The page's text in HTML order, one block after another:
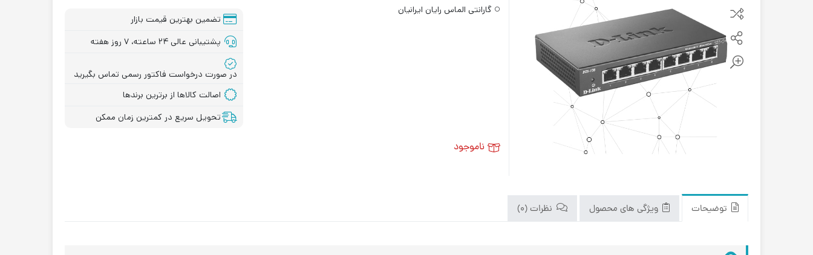
گارانتی الماس رایان ایرانیان
تضمین بهترین قیمت بازار
پشتیبانی عالی ۲۴ ساعته، ۷ روز هفته
در صورت درخواست فاکتور رسمی تماس بگیرید
اصالت کالاها از برترین برندها
تحویل سریع در کمترین زمان ممکن
ناموجود
توضیحات ویژگی های محصول نظرات (۰)